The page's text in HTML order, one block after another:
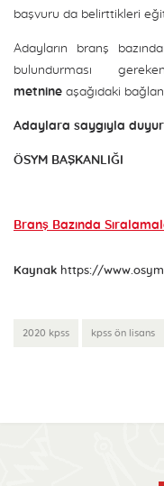
başvuru da belirttikleri
Adayların branş
bulundurması
metnine aşağıdaki
Adaylara saygıyla
ÖSYM BAŞKANLIĞI
Branş Bazında
Kaynak https://
2020 kpss kpss ön lisans